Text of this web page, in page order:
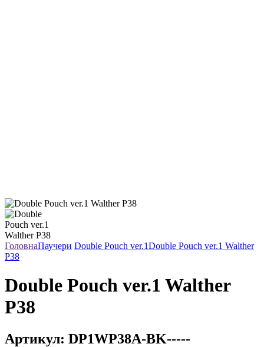
ГоловнаПаучери Double Pouch ver.1Double Pouch ver.1 Walther
P38
Double Pouch ver.1 Walther
P38
Артикул: DP1WP38A-BK-----